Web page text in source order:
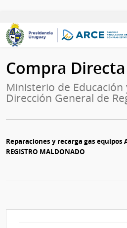
Compra
Ministerio de
Dirección General de
Reparaciones y recarga gas equipos
REGISTRO MALDONADO